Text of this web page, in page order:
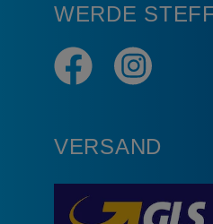
WERDE
VERSAND